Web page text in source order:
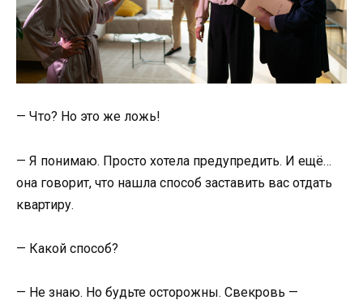
— Что? Но это же ложь!
— Я понимаю. Просто хотела предупредить. И ещё…
она говорит, что нашла способ заставить вас отдать
квартиру.
— Какой способ?
— Не знаю. Но будьте осторожны. Свекровь —